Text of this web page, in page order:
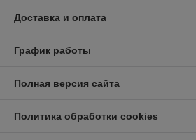
Доставка и оплата
График работы
Полная версия сайта
Политика обработки cookies